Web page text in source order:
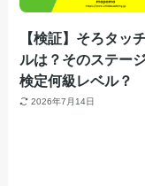
【検証】そろタッ
ルは？そのステー
検定何級レベル？
2026年7月14日